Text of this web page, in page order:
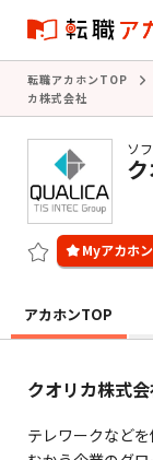
転職アカホンTOP
カ株式会社
ソ
アカホンTOP
クオリカ株式
テレワークなど